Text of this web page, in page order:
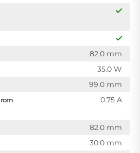
82.0 mm
35.0 W
99.0 mm
0.75 A
82.0 mm
30.0 mm